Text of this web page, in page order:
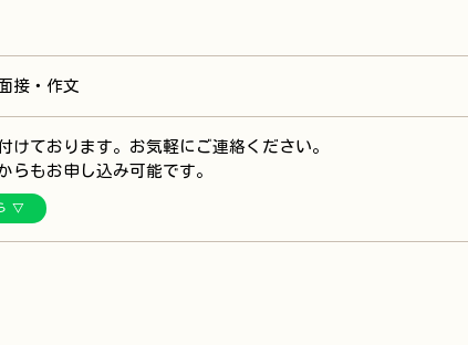
接・作文
けております。お気軽にご連絡ください。
らもお申し込み可能です。
▽